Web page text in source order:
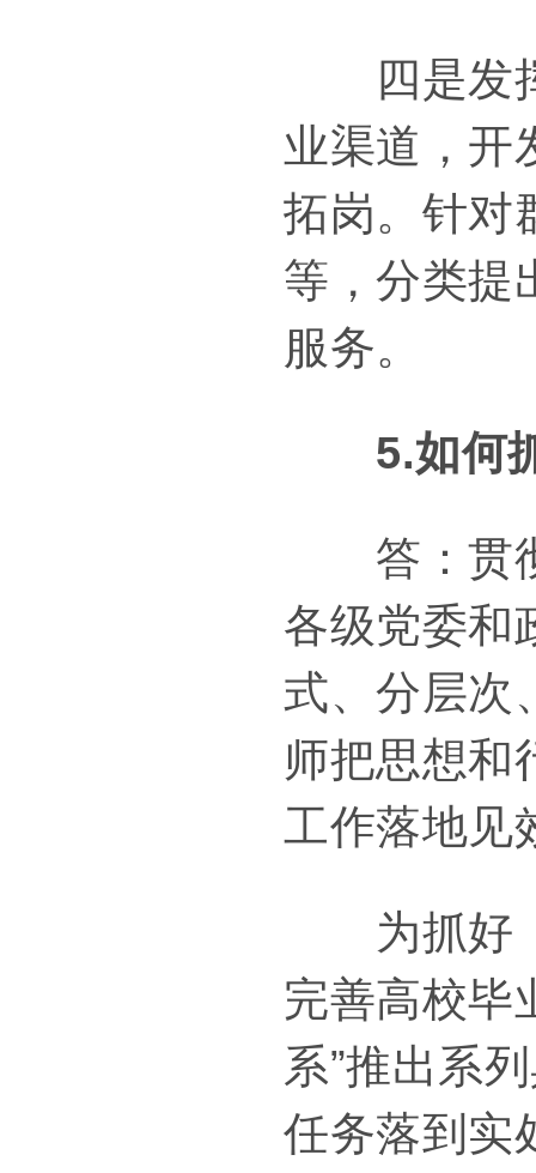
四是发挥
业渠道，开
拓岗。针对
等，分类提
服务。
5.如何
答：贯彻
各级党委和
式、分层次
师把思想和
工作落地见
为抓好《
完善高校毕
系”推出系
任务落到实